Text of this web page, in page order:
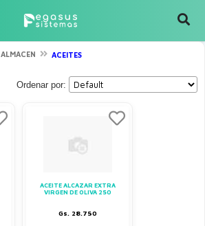
ALMACEN ACEITES
Ordenar por:
ACEITE ALCAZAR EXTRA
VIRGEN DE OLIVA 250
Gs. 28.750